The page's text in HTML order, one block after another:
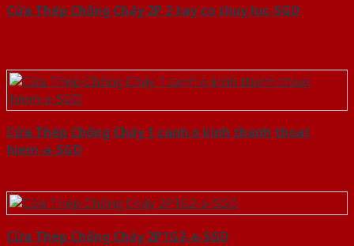
Cửa Thép Chống Cháy 2P 2 tay co thuy luc-SGD
Cửa Thép Chống Cháy 1 canh o kinh thanh thoat
hiem-a-SGD
Cửa Thép Chống Cháy 2P1G2-a-SGD